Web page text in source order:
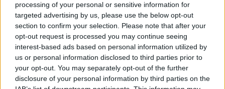
processing of your personal or sensitive information for
targeted advertising by us, please use the below opt-out
section to confirm your selection. Please note that after your
opt-out request is processed you may continue seeing
interest-based ads based on personal information utilized by
us or personal information disclosed to third parties prior to
your opt-out. You may separately opt-out of the further
disclosure of your personal information by third parties on the